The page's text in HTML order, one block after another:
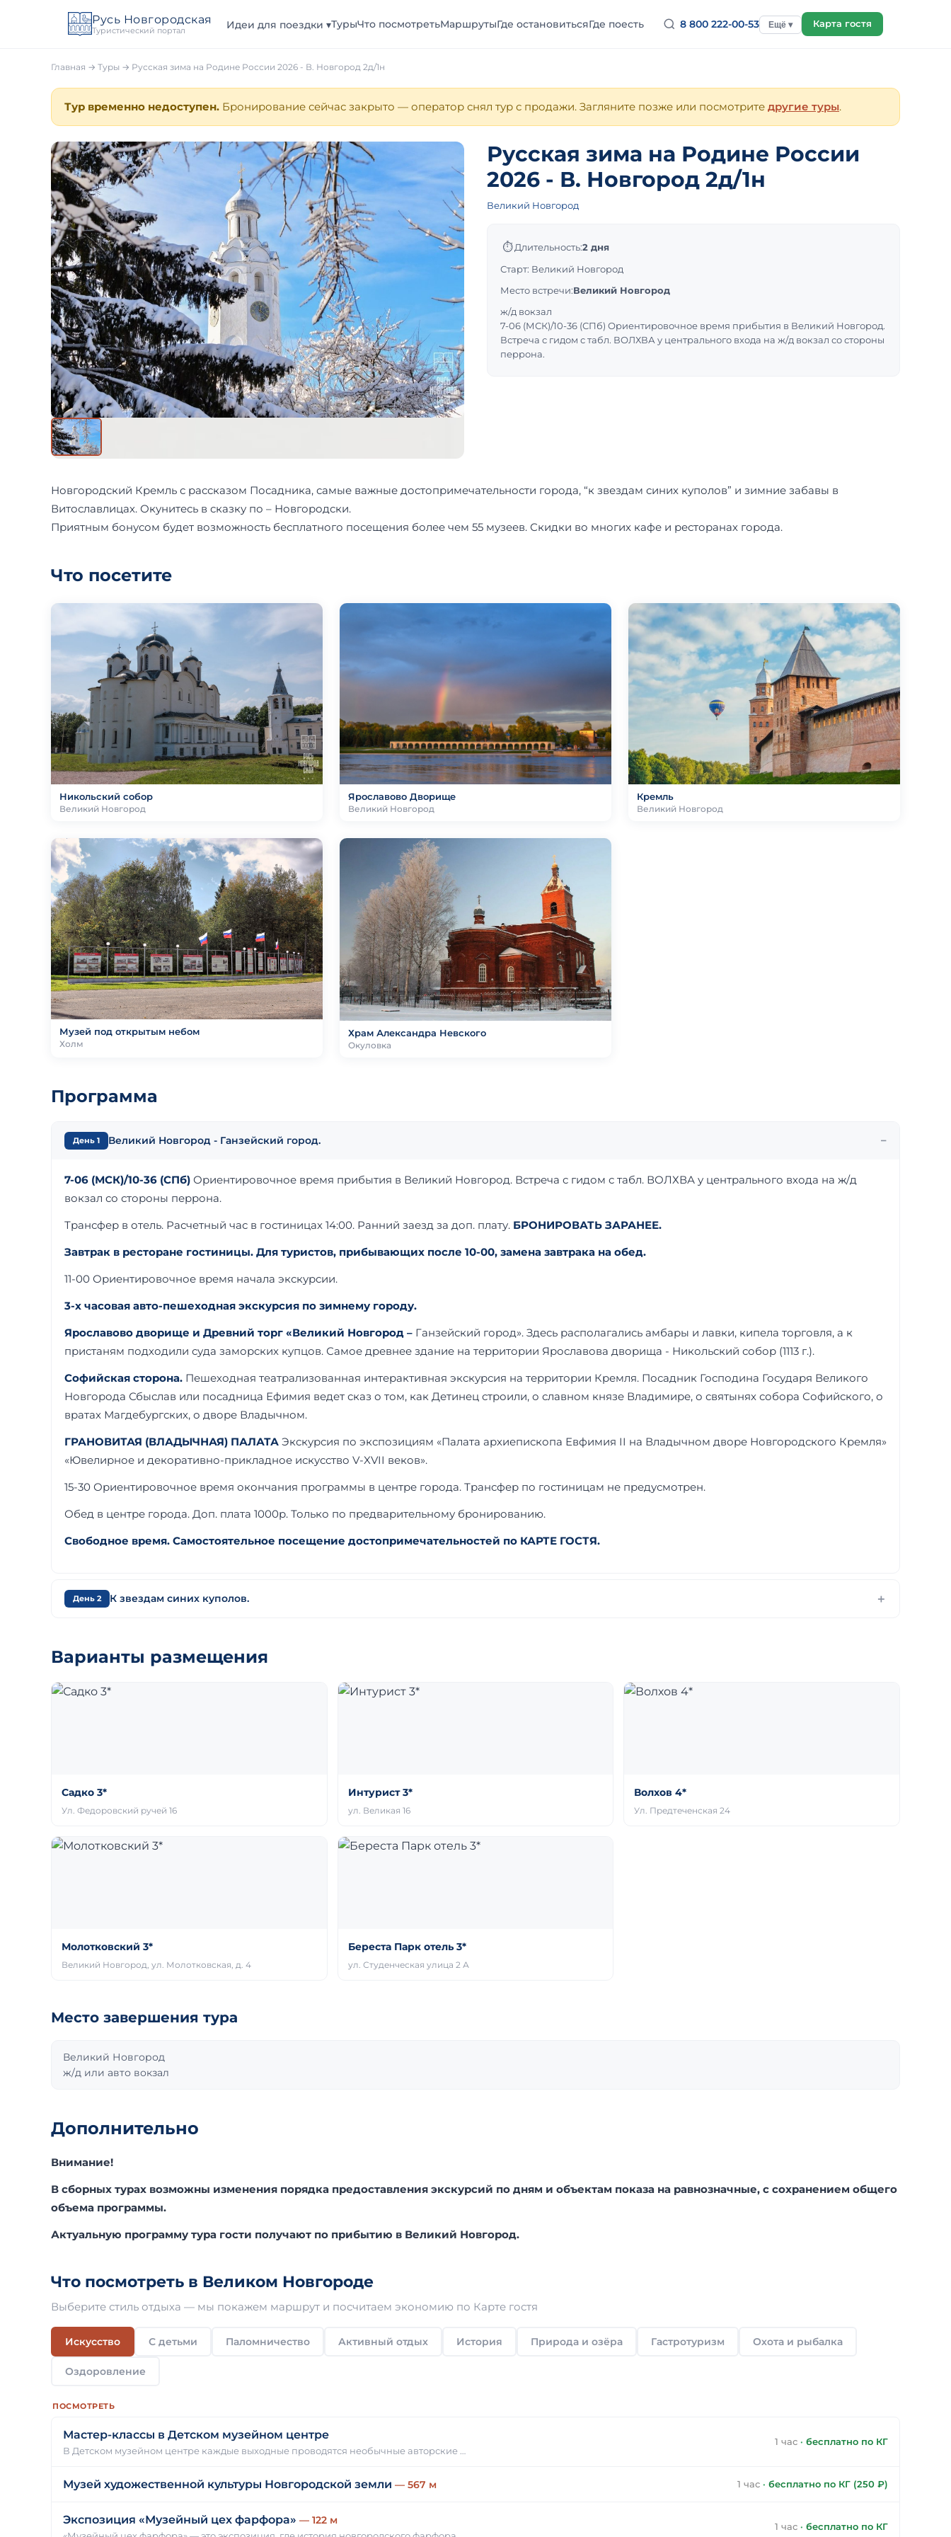
Русь Новгородская
Туристический портал
Идеи для поездки ▾ТурыЧто посмотретьМаршрутыГде остановитьсяГде поесть 8 800 222-00-53 Ещё ▾ Карта гостя
Главная → Туры → Русская зима на Родине России 2026 - В. Новгород 2д/1н
Тур временно недоступен. Бронирование сейчас закрыто — оператор снял тур с продажи. Загляните позже или посмотрите другие туры.
Русская зима на Родине России
2026 - В. Новгород 2д/1н
Великий Новгород
⏱ Длительность:2 дня
Старт: Великий Новгород
Место встречи:Великий Новгород
ж/д вокзал
7-06 (МСК)/10-36 (СПб) Ориентировочное время прибытия в Великий Новгород.
Встреча с гидом с табл. ВОЛХВА у центрального входа на ж/д вокзал со стороны
перрона.
Новгородский Кремль с рассказом Посадника, самые важные достопримечательности города, “к звездам синих куполов” и зимние забавы в
Витославлицах. Окунитесь в сказку по – Новгородски.
Приятным бонусом будет возможность бесплатного посещения более чем 55 музеев. Скидки во многих кафе и ресторанах города.
Что посетите
Никольский собор
Великий Новгород
Ярославово Дворище
Великий Новгород
Кремль
Великий Новгород
Музей под открытым небом
Холм
Храм Александра Невского
Окуловка
Программа
День 1 Великий Новгород - Ганзейский город.
7-06 (МСК)/10-36 (СПб) Ориентировочное время прибытия в Великий Новгород. Встреча с гидом с табл. ВОЛХВА у центрального входа на ж/д
вокзал со стороны перрона.
Трансфер в отель. Расчетный час в гостиницах 14:00. Ранний заезд за доп. плату. БРОНИРОВАТЬ ЗАРАНЕЕ.
Завтрак в ресторане гостиницы. Для туристов, прибывающих после 10-00, замена завтрака на обед.
11-00 Ориентировочное время начала экскурсии.
3-х часовая авто-пешеходная экскурсия по зимнему городу.
Ярославово дворище и Древний торг «Великий Новгород – Ганзейский город». Здесь располагались амбары и лавки, кипела торговля, а к
пристаням подходили суда заморских купцов. Самое древнее здание на территории Ярославова дворища - Никольский собор (1113 г.).
Софийская сторона. Пешеходная театрализованная интерактивная экскурсия на территории Кремля. Посадник Господина Государя Великого
Новгорода Сбыслав или посадница Ефимия ведет сказ о том, как Детинец строили, о славном князе Владимире, о святынях собора Софийского, о
вратах Магдебургских, о дворе Владычном.
ГРАНОВИТАЯ (ВЛАДЫЧНАЯ) ПАЛАТА Экскурсия по экспозициям «Палата архиепископа Евфимия II на Владычном дворе Новгородского Кремля»
«Ювелирное и декоративно-прикладное искусство V-XVII веков».
15-30 Ориентировочное время окончания программы в центре города. Трансфер по гостиницам не предусмотрен.
Обед в центре города. Доп. плата 1000р. Только по предварительному бронированию.
Свободное время. Самостоятельное посещение достопримечательностей по КАРТЕ ГОСТЯ.
День 2 К звездам синих куполов.
Варианты размещения
Садко 3*
Ул. Федоровский ручей 16
Интурист 3*
ул. Великая 16
Волхов 4*
Ул. Предтеченская 24
Молотковский 3*
Великий Новгород, ул. Молотковская, д. 4
Береста Парк отель 3*
ул. Студенческая улица 2 А
Место завершения тура
Великий Новгород
ж/д или авто вокзал
Дополнительно
Внимание!
В сборных турах возможны изменения порядка предоставления экскурсий по дням и объектам показа на равнозначные, с сохранением общего
объема программы.
Актуальную программу тура гости получают по прибытию в Великий Новгород.
Что посмотреть в Великом Новгороде
Выберите стиль отдыха — мы покажем маршрут и посчитаем экономию по Карте гостя
Искусство С детьми Паломничество Активный отдых История Природа и озёра Гастротуризм Охота и рыбалка
Оздоровление
ПОСМОТРЕТЬ
Мастер-классы в Детском музейном центре
В Детском музейном центре каждые выходные проводятся необычные авторские …
1 час · бесплатно по КГ
Музей художественной культуры Новгородской земли — 567 м 1 час · бесплатно по КГ (250 ₽)
Экспозиция «Музейный цех фарфора» — 122 м
1 час · бесплатно по КГ